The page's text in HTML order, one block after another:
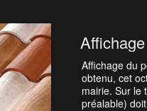
Affichage du
obtenu, cet
mairie. Sur le
préalable)